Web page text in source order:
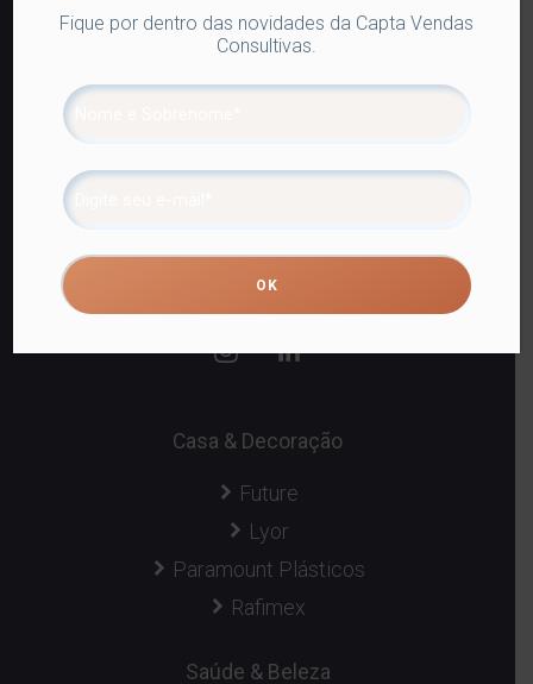
Fortaleza, CE,
Casa & Decoração
Future
Lyor
Paramount Plásticos
Rafimex
Saúde & Beleza
Fique por dentro das novidades da Capta Vendas
Consultivas.